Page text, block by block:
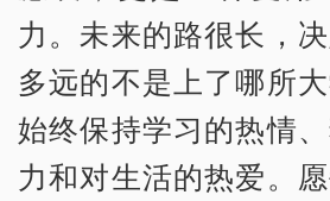
力。未来的路很长，
多远的不是上了哪所
始终保持学习的热情
力和对生活的热爱。